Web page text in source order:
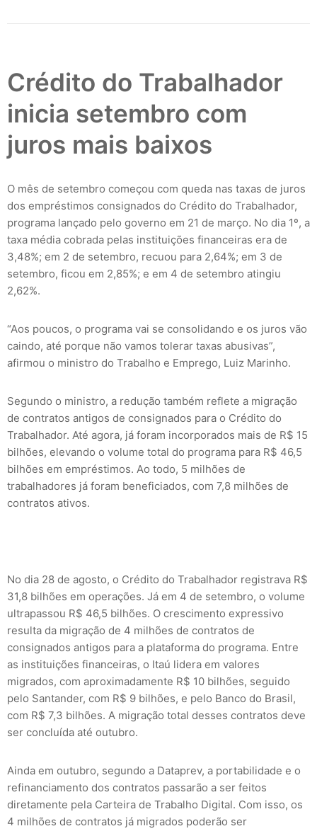
Crédito do Trabalhador
inicia setembro com
juros mais baixos
O mês de setembro começou com queda nas taxas de juros
dos empréstimos consignados do Crédito do Trabalhador,
programa lançado pelo governo em 21 de março. No dia 1º, a
taxa média cobrada pelas instituições financeiras era de
3,48%; em 2 de setembro, recuou para 2,64%; em 3 de
setembro, ficou em 2,85%; e em 4 de setembro atingiu
2,62%.
“Aos poucos, o programa vai se consolidando e os juros vão
caindo, até porque não vamos tolerar taxas abusivas”,
afirmou o ministro do Trabalho e Emprego, Luiz Marinho.
Segundo o ministro, a redução também reflete a migração
de contratos antigos de consignados para o Crédito do
Trabalhador. Até agora, já foram incorporados mais de R$ 15
bilhões, elevando o volume total do programa para R$ 46,5
bilhões em empréstimos. Ao todo, 5 milhões de
trabalhadores já foram beneficiados, com 7,8 milhões de
contratos ativos.
No dia 28 de agosto, o Crédito do Trabalhador registrava R$
31,8 bilhões em operações. Já em 4 de setembro, o volume
ultrapassou R$ 46,5 bilhões. O crescimento expressivo
resulta da migração de 4 milhões de contratos de
consignados antigos para a plataforma do programa. Entre
as instituições financeiras, o Itaú lidera em valores
migrados, com aproximadamente R$ 10 bilhões, seguido
pelo Santander, com R$ 9 bilhões, e pelo Banco do Brasil,
com R$ 7,3 bilhões. A migração total desses contratos deve
ser concluída até outubro.
Ainda em outubro, segundo a Dataprev, a portabilidade e o
refinanciamento dos contratos passarão a ser feitos
diretamente pela Carteira de Trabalho Digital. Com isso, os
4 milhões de contratos já migrados poderão ser